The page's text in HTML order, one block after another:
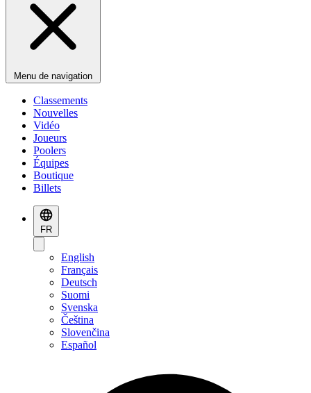
Menu de navigation
Classements
Nouvelles
Vidéo
Joueurs
Poolers
Équipes
Boutique
Billets
FR
English
Français
Deutsch
Suomi
Svenska
Čeština
Slovenčina
Español